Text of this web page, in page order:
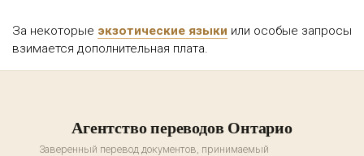
За некоторые экзотические языки или особые запросы
взимается дополнительная плата.
Агентство переводов Онтарио
Заверенный перевод документов, принимаемый